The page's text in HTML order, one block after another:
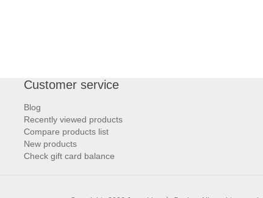
Customer service
Blog
Recently viewed products
Compare products list
New products
Check gift card balance